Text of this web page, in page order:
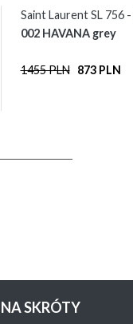
Saint Laurent SL 756
002 HAVANA grey
1455 PLN 873 PLN
NA SKRÓTY